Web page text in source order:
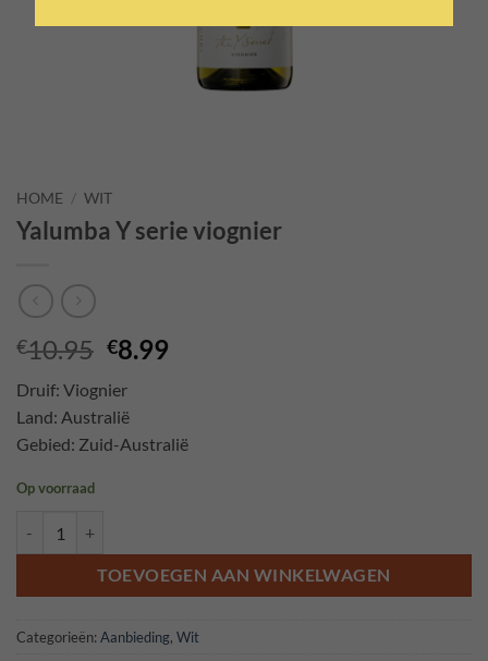
HOME / WIT
Yalumba Y serie viognier
€10.95 Oorspronkelijke
was:
€10.95.
€8.99
Druif: Viognier
Land: Australië
Gebied: Zuid-Australië
Op voorraad
TOEVOEGEN AAN WINKELWAGEN
Categorieën: Aanbieding, Wit